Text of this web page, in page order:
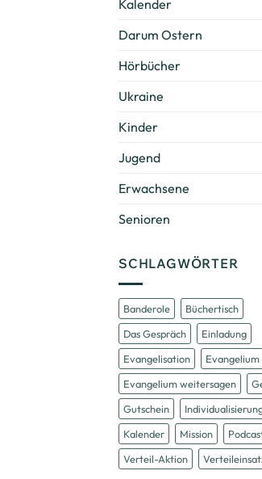
Kalender
Darum Ostern
Hörbücher
Ukraine
Kinder
Jugend
Erwachsene
Senioren
SCHLAGWÖRTER
Banderole
Büchertisch
Das Gespräch
Einladung
Evangelisation
Evangelium
Evangelium weitersagen
Gutschein
Kalender
Mission
Verteil-Aktion